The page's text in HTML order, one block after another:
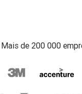
Mais de 200 000